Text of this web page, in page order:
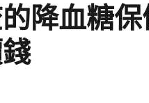
降血糖